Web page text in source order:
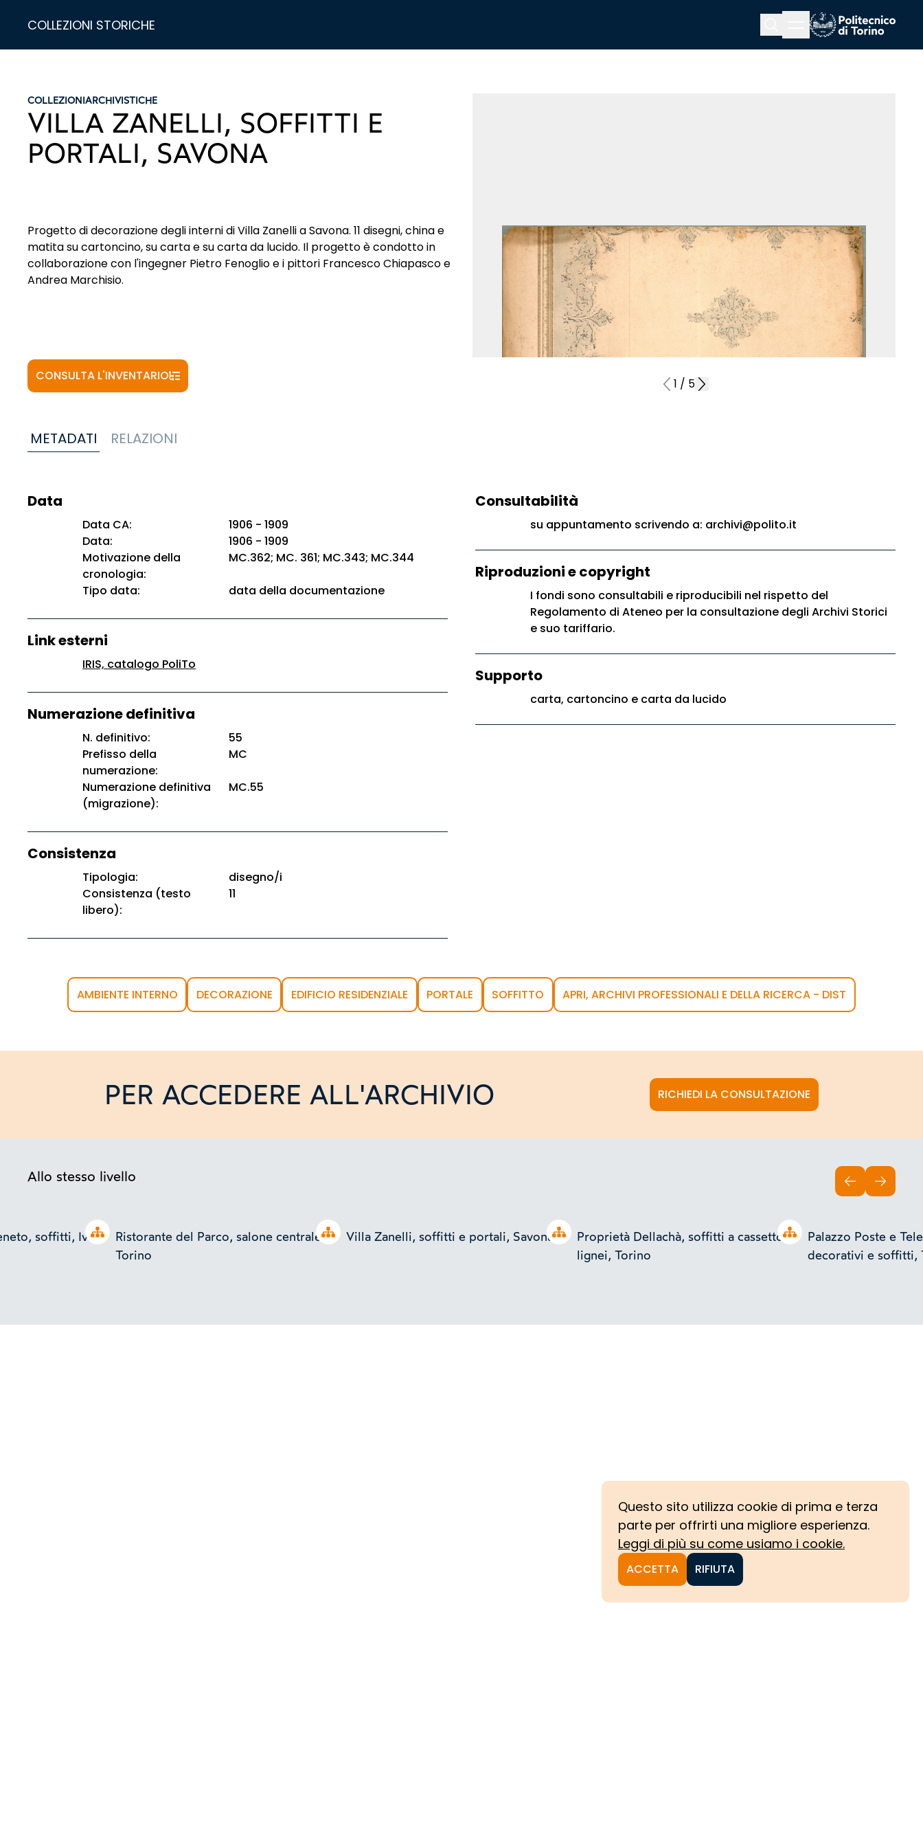
Questo sito utilizza cookie di prima e terza
parte per offrirti una migliore esperienza.
Leggi di più su come usiamo i cookie.
ACCETTA RIFIUTA
COLLEZIONI STORICHE
Menu button
COLLEZIONIARCHIVISTICHE
VILLA ZANELLI, SOFFITTI E
PORTALI, SAVONA
Progetto di decorazione degli interni di Villa Zanelli a Savona. 11 disegni, china e
matita su cartoncino, su carta e su carta da lucido. Il progetto è condotto in
collaborazione con l'ingegner Pietro Fenoglio e i pittori Francesco Chiapasco e
Andrea Marchisio.
CONSULTA L'INVENTARIO
1 / 5
METADATI RELAZIONI
Data
Data CA:
1906 - 1909
Data:
1906 - 1909
Motivazione della
cronologia:
MC.362; MC. 361; MC.343; MC.344
Tipo data: data della documentazione
Link esterni
IRIS, catalogo PoliTo
Numerazione definitiva
N. definitivo:
55
Prefisso della
numerazione:
MC
Numerazione definitiva
(migrazione):
MC.55
Consistenza
Tipologia:
disegno/i
Consistenza (testo
libero):
11
Consultabilità
su appuntamento scrivendo a: archivi@polito.it
Riproduzioni e copyright
I fondi sono consultabili e riproducibili nel rispetto del
Regolamento di Ateneo per la consultazione degli Archivi Storici
e suo tariffario.
Supporto
carta, cartoncino e carta da lucido
AMBIENTE INTERNO DECORAZIONE EDIFICIO RESIDENZIALE PORTALE SOFFITTO APRI, ARCHIVI PROFESSIONALI E DELLA RICERCA - DIST
PER ACCEDERE ALL'ARCHIVIO RICHIEDI LA CONSULTAZIONE
Allo stesso livello
Open tree
soffitti, Ivrea Open tree
Ristorante del Parco, salone centrale,
Torino
Open tree
Villa Zanelli, soffitti e portali, Savona Open tree
Proprietà Dellachà, soffitti a cassettoni
lignei, Torino
Palazzo Poste e
decorativi e soffitti,
INDIETROAVANTI